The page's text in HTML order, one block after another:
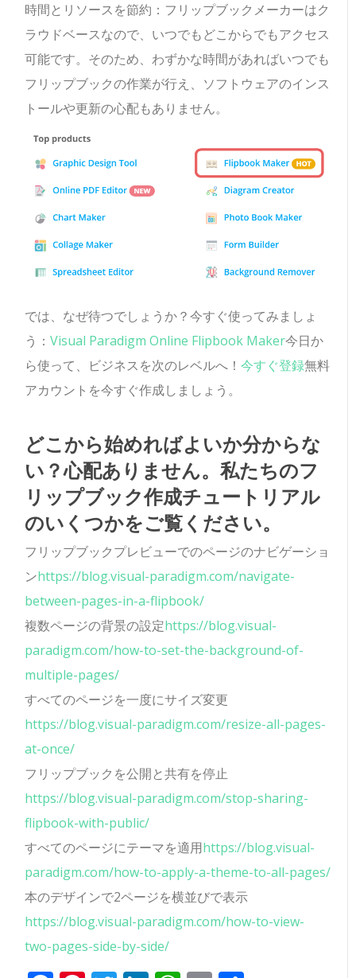
時間とリソースを節約：フリップブックメーカーはク
ラウドベースなので、いつでもどこからでもアクセス
可能です。そのため、わずかな時間があればいつでも
フリップブックの作業が行え、ソフトウェアのインス
トールや更新の心配もありません。
では、なぜ待つでしょうか？今すぐ使ってみましょ
う：Visual Paradigm Online Flipbook Maker今日か
ら使って、ビジネスを次のレベルへ！今すぐ登録無料
アカウントを今すぐ作成しましょう。
どこから始めればよいか分からな
い？心配ありません。私たちのフ
リップブック作成チュートリアル
のいくつかをご覧ください。
フリップブックプレビューでのページのナビゲーショ
ンhttps://blog.visual-paradigm.com/navigate-
between-pages-in-a-flipbook/
複数ページの背景の設定https://blog.visual-
paradigm.com/how-to-set-the-background-of-
multiple-pages/
すべてのページを一度にサイズ変更
https://blog.visual-paradigm.com/resize-all-pages-
at-once/
フリップブックを公開と共有を停止
https://blog.visual-paradigm.com/stop-sharing-
flipbook-with-public/
すべてのページにテーマを適用https://blog.visual-
paradigm.com/how-to-apply-a-theme-to-all-pages/
本のデザインで2ページを横並びで表示
https://blog.visual-paradigm.com/how-to-view-
two-pages-side-by-side/